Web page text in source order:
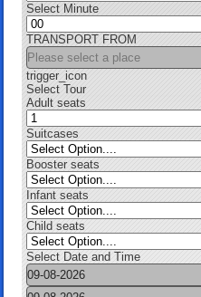
Select Minute
TRANSPORT FROM
trigger_icon
Select Tour
Adult seats
Suitcases
Booster seats
Infant seats
Child seats
Select Date and Time